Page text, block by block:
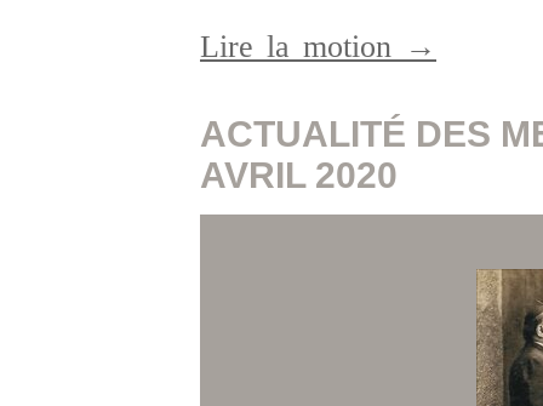
Lire la motion →
ACTUALITÉ DES
AVRIL 2020